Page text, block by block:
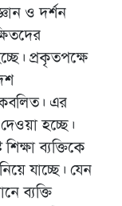
ও দর্শন
প্রকৃতপক্ষে
কবলিত। এর
দেওয়া হচ্ছে।
ব্যক্তিকে
যাচ্ছে। যেন
ব্যক্তি